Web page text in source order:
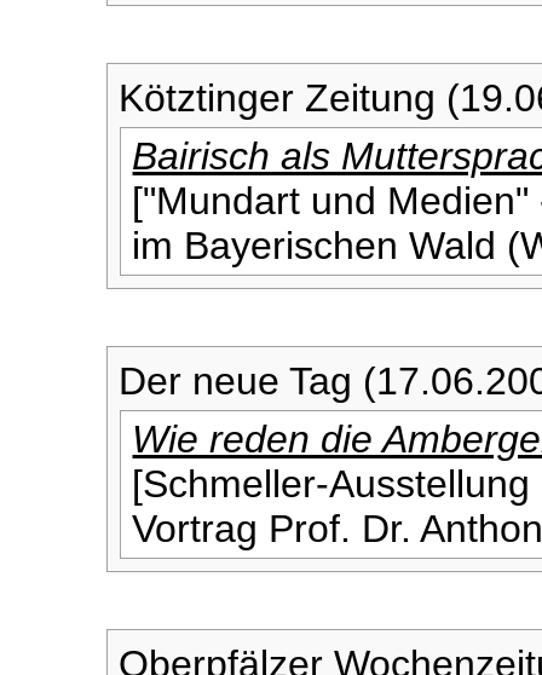
Kötztinger Zeitung
Bairisch als
["Mundart und
im Bayerischen Wald
Der neue Tag
Wie reden die
[Schmeller-
Vortrag Prof. Dr.
Oberpfälzer